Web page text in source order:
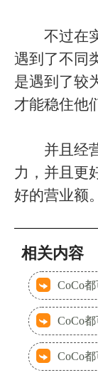
不过在实
遇到了不同
是遇到了较
才能稳住他
并且经营
力，并且更
好的营业额。
相关内容
CoCo
CoCo
CoCo